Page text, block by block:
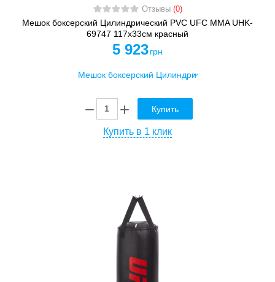
Отзывы (0)
Мешок боксерский Цилиндрический PVC UFC MMA UHK-
69747 117х33см красный
5 923 грн
Купить
Купить в 1 клик